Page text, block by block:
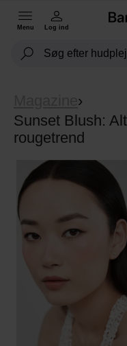
Menu Log ind
›
Sunset Blush:
rougetrend